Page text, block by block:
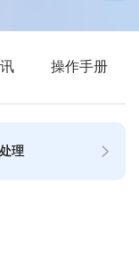
操作手册
理